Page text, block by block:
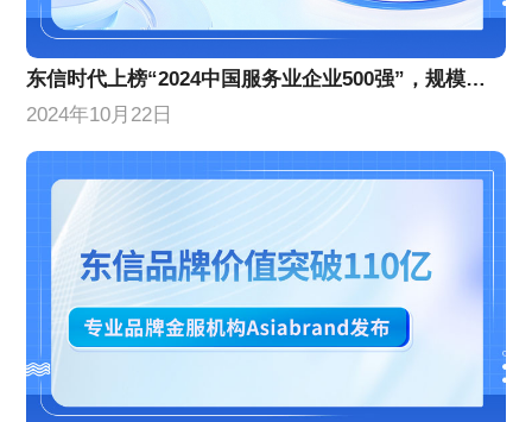
东信时代上榜“2024中国服务业企业500强”，规模实力稳步增长
2024年10月22日